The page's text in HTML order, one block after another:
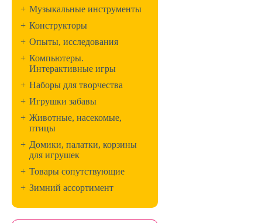
+ Музыкальные инструменты
+ Конструкторы
+ Опыты, исследования
+ Компьютеры.
Интерактивные игры
+ Наборы для творчества
+ Игрушки забавы
+ Животные, насекомые,
птицы
+ Домики, палатки, корзины
для игрушек
+ Товары сопутствующие
+ Зимний ассортимент